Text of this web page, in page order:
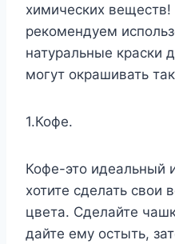
химических
рекомендуем
натуральные краски
могут окрашивать
1.Кофе.
Кофе-это идеальный
хотите сделать свои
цвета. Сделайте
дайте ему остыть,